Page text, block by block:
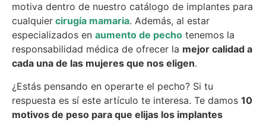
motiva dentro de nuestro catálogo de implantes para
cualquier cirugía mamaria. Además, al estar
especializados en aumento de pecho tenemos la
responsabilidad médica de ofrecer la mejor calidad a
cada una de las mujeres que nos eligen.
¿Estás pensando en operarte el pecho? Si tu
respuesta es sí este artículo te interesa. Te damos 10
motivos de peso para que elijas los implantes